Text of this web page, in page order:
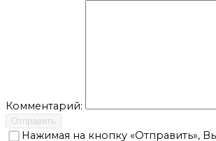
Комментарий:
Отправить
Нажимая на кнопку «Отправить»,